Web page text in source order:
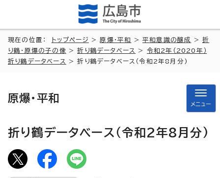
現在の位置： トップページ >原爆・平和 >平和意識の醸成 >折
り鶴・原爆の子の像
>折り鶴データベース > 令和2年（2020年）
折り鶴データベース
> 折り鶴データベース（令和2年8月分)
原爆・平和
メニュー
折り鶴データベース（令和2年8月分)